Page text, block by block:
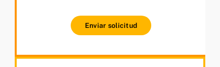
Enviar solicitud